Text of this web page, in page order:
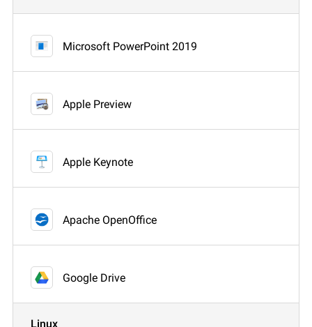
Microsoft PowerPoint 2019
Apple Preview
Apple Keynote
Apache OpenOffice
Google Drive
Linux